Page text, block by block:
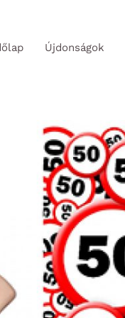
Újdonságok